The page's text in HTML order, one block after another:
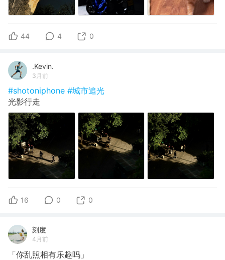
44 4 0
.Kevin.
3月前
#shotoniphone #城市追光
光影行走
16 0 0
刻度
4月前
「你乱照相有乐趣吗」